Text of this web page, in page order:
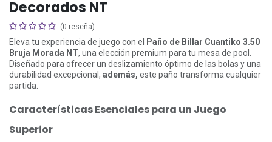
Decorados NT
(0 reseña)
Eleva tu experiencia de juego con el
Paño de Billar Cuantiko 3.50
Bruja Morada NT, una elección premium para tu mesa de pool.
Diseñado para ofrecer un deslizamiento óptimo de las bolas y una
durabilidad excepcional, además, este paño transforma cualquier
partida.
Características Esenciales para un Juego
Superior